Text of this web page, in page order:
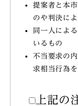
提案者と本
のや判決に
同一人によ
いるもの
不当要求の
求相当行為
上記の